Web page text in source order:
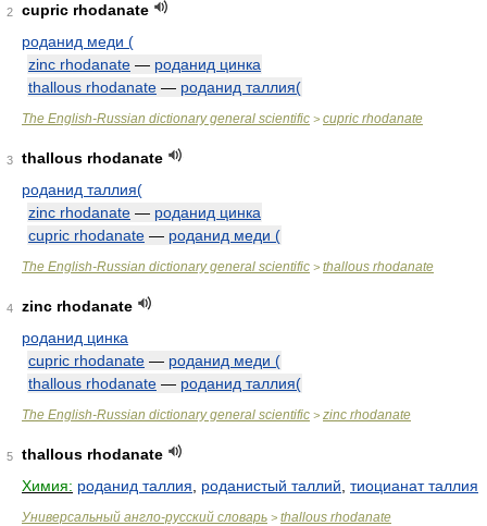
2
cupric rhodanate
роданид меди (
zinc rhodanate — роданид цинка
thallous rhodanate — роданид таллия(
The English-Russian dictionary general scientific > cupric rhodanate
3
thallous rhodanate
роданид таллия(
zinc rhodanate — роданид цинка
cupric rhodanate — роданид меди (
The English-Russian dictionary general scientific > thallous rhodanate
4
zinc rhodanate
роданид цинка
cupric rhodanate — роданид меди (
thallous rhodanate — роданид таллия(
The English-Russian dictionary general scientific > zinc rhodanate
5
thallous rhodanate
Химия: роданид таллия роданистый таллий тиоцианат таллия
Универсальный англо-русский словарь > thallous rhodanate